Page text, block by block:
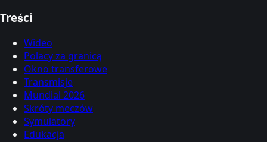
Treści
Wideo
Polacy za granicą
Okno transferowe
Transmisje
Mundial 2026
Skróty meczów
Symulatory
Edukacja